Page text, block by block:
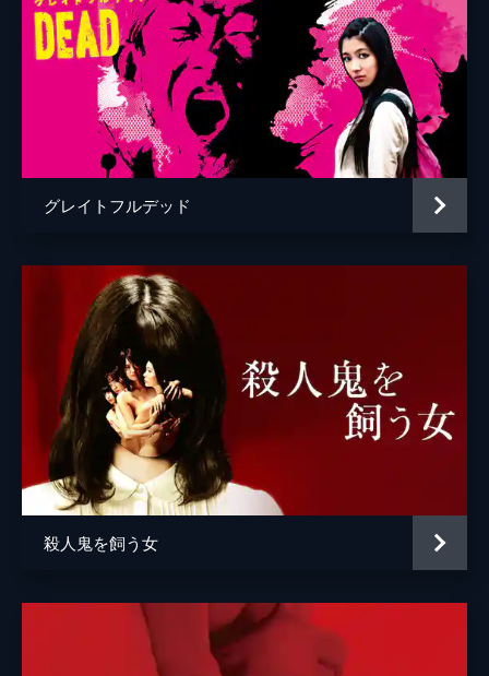
脚本 宇賀那健一
音楽 小野川浩幸
グレイトフルデッド
殺人鬼を飼う女